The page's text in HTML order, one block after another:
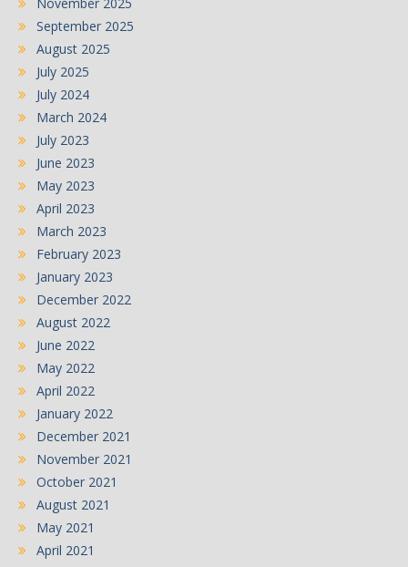
November 2025
September 2025
August 2025
July 2025
July 2024
March 2024
July 2023
June 2023
May 2023
April 2023
March 2023
February 2023
January 2023
December 2022
August 2022
June 2022
May 2022
April 2022
January 2022
December 2021
November 2021
October 2021
August 2021
May 2021
April 2021